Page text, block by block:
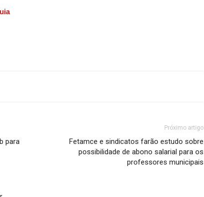
para
Próximo artigo
Fetamce e sindicatos farão estudo sobre
possibilidade de abono salarial para os
professores municipais